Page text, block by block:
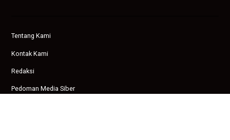
Tentang Kami
Kontak Kami
Redaksi
Pedoman Media Siber